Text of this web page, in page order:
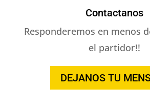
Contactanos
Responderemos en menos
el partidor!!
DEJANOS TU